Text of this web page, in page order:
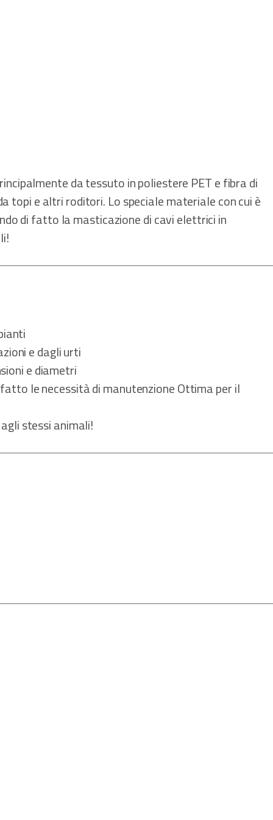
da tessuto in poliestere PET e fibra di
topi e altri roditori. Lo speciale materiale con cui è
di fatto la masticazione di cavi elettrici in
e dagli urti
e diametri
le necessità di manutenzione Ottima per il
stessi animali!